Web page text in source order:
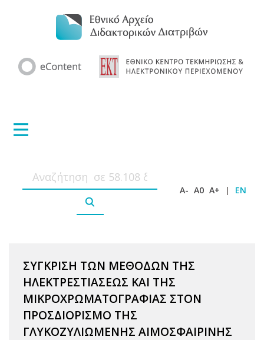
A- A0 A+ | EN
ΣΥΓΚΡΙΣΗ ΤΩΝ ΜΕΘΟΔΩΝ ΤΗΣ
ΗΛΕΚΤΡΕΣΤΙΑΣΕΩΣ ΚΑΙ ΤΗΣ
ΜΙΚΡΟΧΡΩΜΑΤΟΓΡΑΦΙΑΣ ΣΤΟΝ
ΠΡΟΣΔΙΟΡΙΣΜΟ ΤΗΣ
ΓΛΥΚΟΖΥΛΙΩΜΕΝΗΣ ΑΙΜΟΣΦΑΙΡΙΝΗΣ